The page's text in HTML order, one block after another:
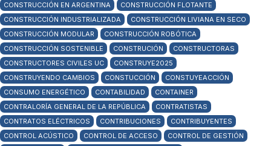
CONSTRUCCIÓN EN ARGENTINA
CONSTRUCCIÓN FLOTANTE
CONSTRUCCIÓN INDUSTRIALIZADA
CONSTRUCCIÓN LIVIANA EN SECO
CONSTRUCCIÓN MODULAR
CONSTRUCCIÓN ROBÓTICA
CONSTRUCCIÓN SOSTENIBLE
CONSTRUCIÓN
CONSTRUCTORAS
CONSTRUCTORES CIVILES UC
CONSTRUYE2025
CONSTRUYENDO CAMBIOS
CONSTUCCIÓN
CONSTUYEACCIÓN
CONSUMO ENERGÉTICO
CONTABILIDAD
CONTAINER
CONTRALORÍA GENERAL DE LA REPÚBLICA
CONTRATISTAS
CONTRATOS ELÉCTRICOS
CONTRIBUCIONES
CONTRIBUYENTES
CONTROL ACÚSTICO
CONTROL DE ACCESO CONTROL DE GESTIÓN